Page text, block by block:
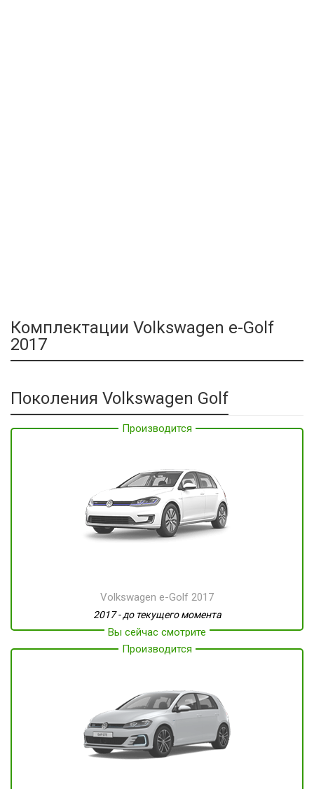
Комплектации Volkswagen e-Golf
2017
Поколения Volkswagen Golf
Производится
Вы сейчас смотрите
Производится
Volkswagen e-Golf 2017
2017 - до текущего момента
Производится